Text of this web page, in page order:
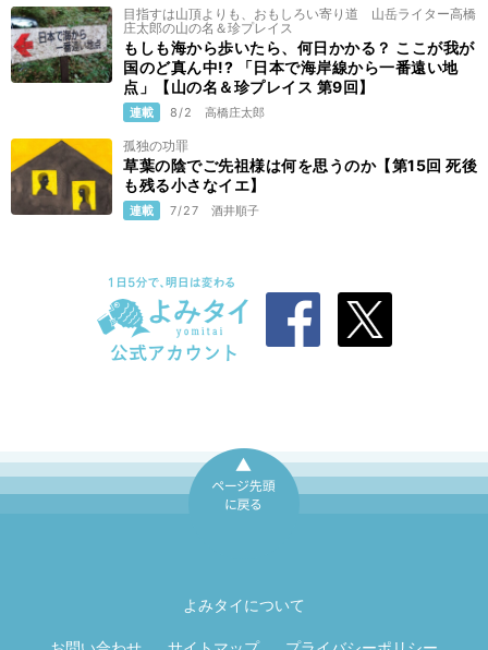
目指すは山頂よりも、おもしろい寄り道 山岳ライター高橋
庄太郎の山の名＆珍プレイス
もしも海から歩いたら、何日かかる？ ここが我が
国のど真ん中!? 「日本で海岸線から一番遠い地
点」【山の名＆珍プレイス 第9回】
連載 8/2 高橋庄太郎
孤独の功罪
草葉の陰でご先祖様は何を思うのか【第15回 死後
も残る小さなイエ】
連載 7/27 酒井順子
よみタイについて